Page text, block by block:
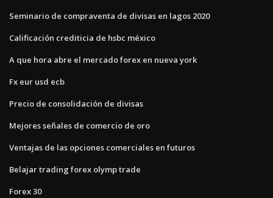
Seminario de compraventa de divisas en lagos 2020
Calificación crediticia de hsbc méxico
A que hora abre el mercado forex en nueva york
Fx eur usd ecb
Precio de consolidación de divisas
Mejores señales de comercio de oro
Ventajas de las opciones comerciales en futuros
Belajar trading forex olymp trade
Forex 30